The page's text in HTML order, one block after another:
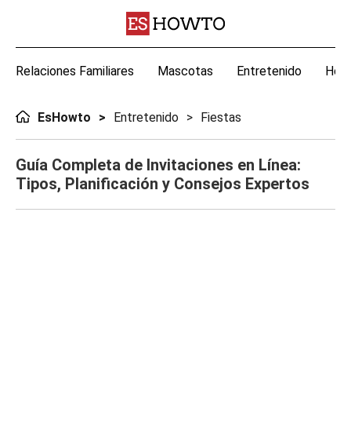
Relaciones Familiares Mascotas Entretenido
EsHowto Entretenido Fiestas
Guía Completa de Invitaciones en Línea:
Tipos, Planificación y Consejos Expertos